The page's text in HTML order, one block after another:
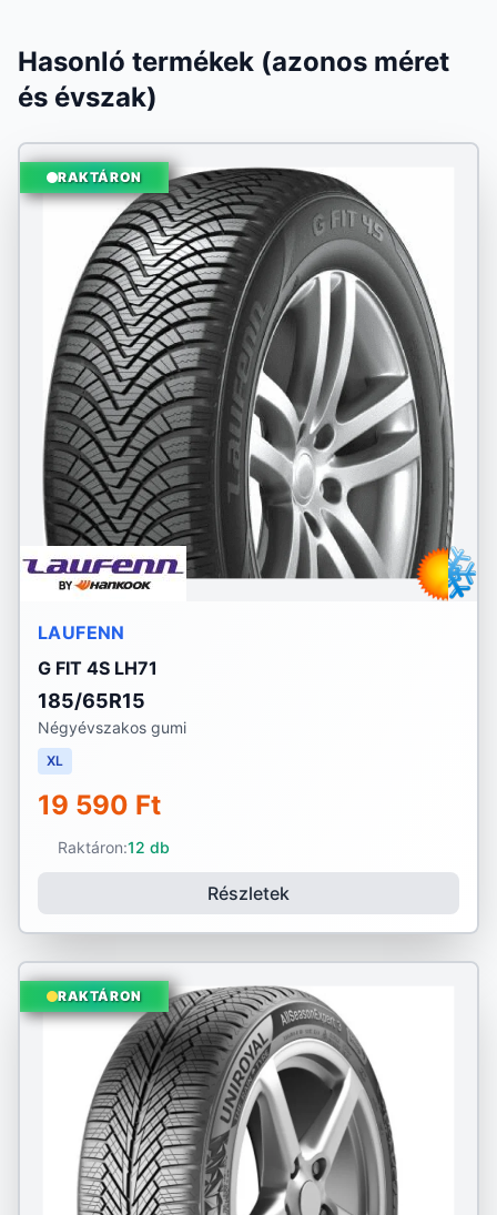
Hasonló termékek (azonos méret
és évszak)
RAKTÁRON
LAUFENN
G FIT 4S LH71
185/65R15
Négyévszakos gumi
XL
19 590 Ft
Raktáron:12 db
Részletek
RAKTÁRON